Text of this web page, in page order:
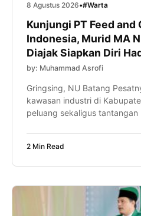
8 Agustus 2026•#Warta
Kunjungi PT Feed and
Indonesia, Murid MA
Diajak Siapkan Diri
by: Muhammad Asrofi
Gringsing, NU Batang
kawasan industri di
peluang sekaligus
melalui kunjungan industri ke
program […]
2 Min Read